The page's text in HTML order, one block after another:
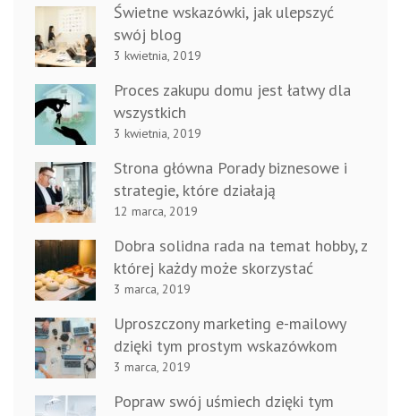
Świetne wskazówki, jak ulepszyć
swój blog
3 kwietnia, 2019
Proces zakupu domu jest łatwy dla
wszystkich
3 kwietnia, 2019
Strona główna Porady biznesowe i
strategie, które działają
12 marca, 2019
Dobra solidna rada na temat hobby, z
której każdy może skorzystać
3 marca, 2019
Uproszczony marketing e-mailowy
dzięki tym prostym wskazówkom
3 marca, 2019
Popraw swój uśmiech dzięki tym